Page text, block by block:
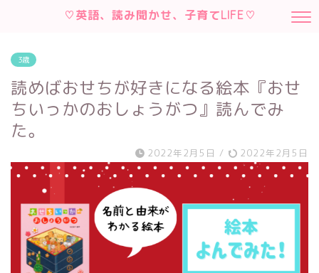
♡英語、読み聞かせ、子育てLIFE♡
3歳
読めばおせちが好きになる絵本『おせ
ちいっかのおしょうがつ』読んでみ
た。
2022年2月5日 / 2022年2月5日